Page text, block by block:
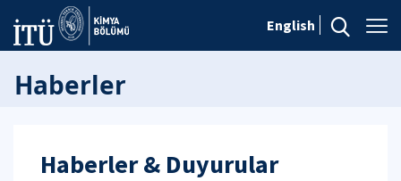
English
Haberler
Haberler & Duyurular